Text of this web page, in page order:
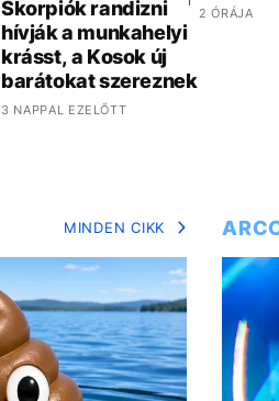
Skorpiók randizni
hívják a munkahelyi
krásst, a Kosok új
barátokat szereznek
3 NAPPAL EZELŐTT
2 ÓRÁJA
MINDEN CIKK